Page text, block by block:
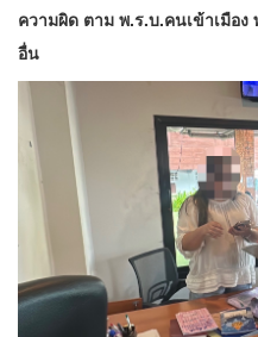
ความผิด ตาม พ.ร.บ.คนเข้าเมือ
อื่น